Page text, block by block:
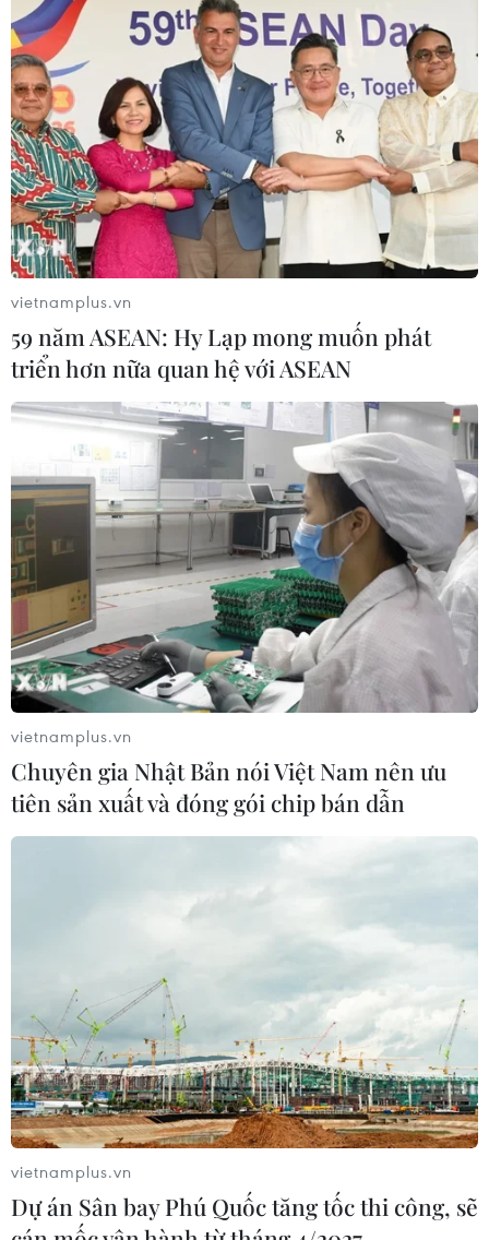
sách tránh nguy cơ chính phủ đóng
08/08/2026 13:31
Thượng viện Mỹ thông qua dự luật
trừng phạt Nga
08/08/2026 03:50
vietnamplus.vn
59 năm ASEAN: Hy Lạp mong muốn phát
triển hơn nữa quan hệ với ASEAN
vietnamplus.vn
Chuyên gia Nhật Bản nói Việt Nam nên ưu
tiên sản xuất và đóng gói chip bán dẫn
vietnamplus.vn
Dự án Sân bay Phú Quốc tăng tốc thi công, sẽ